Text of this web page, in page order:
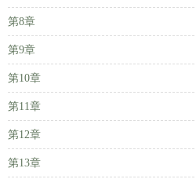
第8章
第9章
第10章
第11章
第12章
第13章